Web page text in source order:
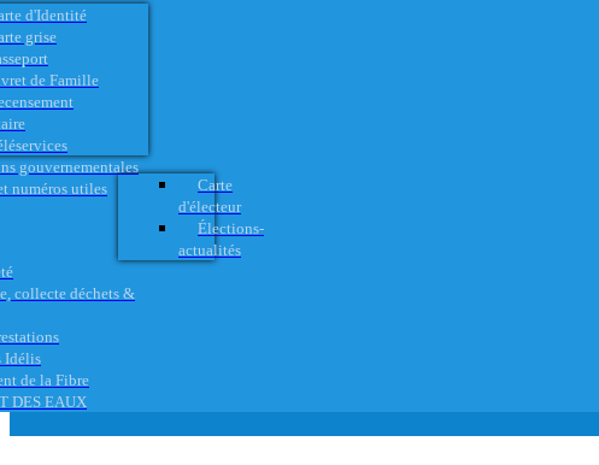
d'Identité
grise
de Famille
gouvernementales
numéros utiles
Carte
d'électeur
Élections-
actualités
collecte déchets &
Idélis
de la Fibre
DES EAUX